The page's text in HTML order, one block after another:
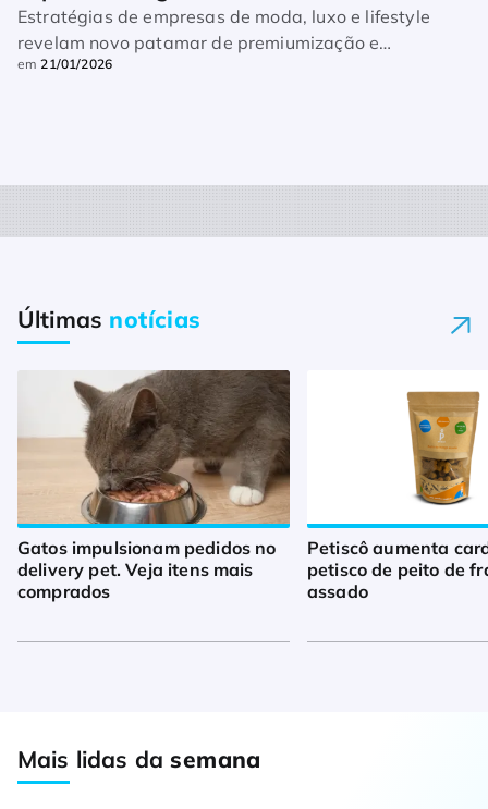
Estratégias de empresas de moda, luxo e lifestyle
revelam novo patamar de premiumização e
engajamento de consumidores no segmento
em21/01/2026
Últimas notícias
Gatos impulsionam pedidos no
delivery pet. Veja itens mais
comprados
Petiscô aumenta
petisco de peito de
assado
Mais lidas dasemana